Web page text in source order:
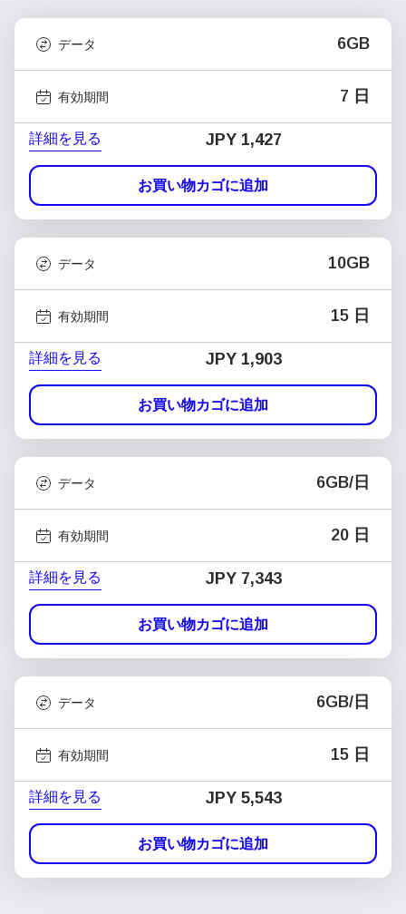
データ 6GB
有効期間 7 日
詳細を見る JPY 1,427
お買い物カゴに追加
データ 10GB
有効期間 15 日
詳細を見る JPY 1,903
お買い物カゴに追加
データ 6GB/日
有効期間 20 日
詳細を見る JPY 7,343
お買い物カゴに追加
データ 6GB/日
有効期間 15 日
詳細を見る JPY 5,543
お買い物カゴに追加